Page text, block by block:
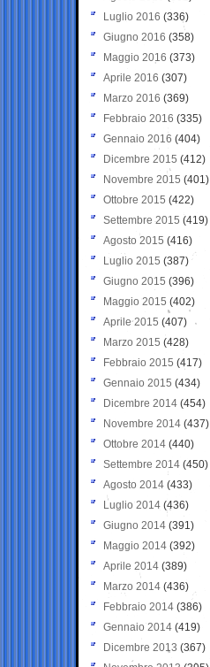
Luglio 2016 (336)
Giugno 2016 (358)
Maggio 2016 (373)
Aprile 2016 (307)
Marzo 2016 (369)
Febbraio 2016 (335)
Gennaio 2016 (404)
Dicembre 2015 (412)
Novembre 2015 (401)
Ottobre 2015 (422)
Settembre 2015 (419)
Agosto 2015 (416)
Luglio 2015 (387)
Giugno 2015 (396)
Maggio 2015 (402)
Aprile 2015 (407)
Marzo 2015 (428)
Febbraio 2015 (417)
Gennaio 2015 (434)
Dicembre 2014 (454)
Novembre 2014 (437)
Ottobre 2014 (440)
Settembre 2014 (450)
Agosto 2014 (433)
Luglio 2014 (436)
Giugno 2014 (391)
Maggio 2014 (392)
Aprile 2014 (389)
Marzo 2014 (436)
Febbraio 2014 (386)
Gennaio 2014 (419)
Dicembre 2013 (367)